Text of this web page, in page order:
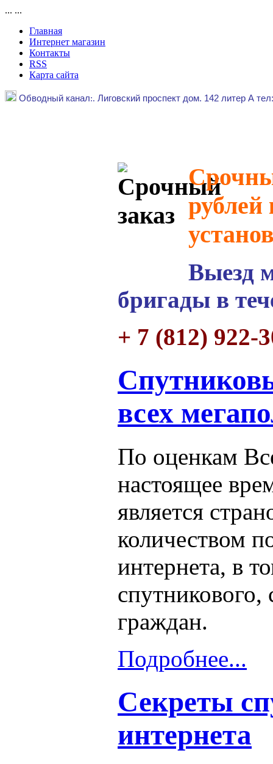
... ...
Главная
Интернет магазин
Контакты
RSS
Карта сайта
Обводный канал:. Лиговский проспект дом. 142 литер А
рублей
Выезд
бригады в
+ 7 (812) 922-
всех
По оценкам
настоящее
является
количеством
интернета, в
спутникового,
граждан.
Подробнее...
Секреты
интернета